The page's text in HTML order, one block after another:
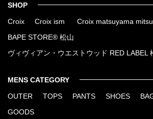
SHOP
Croix Croix ism Croix matsuyama
BAPE STORE® 松山
ヴィヴィアン・ウエストウッド RED LABEL
MENS CATEGORY
OUTER TOPS PANTS SHOES
GOODS